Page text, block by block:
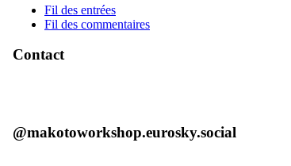
Fil des entrées
Fil des commentaires
Contact
@makotoworkshop.eurosky.social